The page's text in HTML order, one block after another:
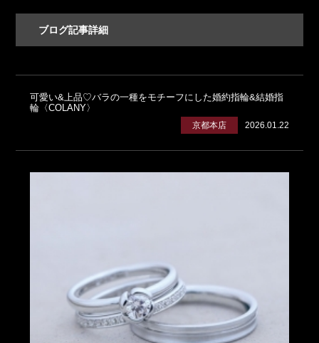
ブログ記事詳細
可愛い&上品♡バラの一種をモチーフにした婚約指輪&結婚指
輪〈COLANY〉
2026.01.22
京都本店